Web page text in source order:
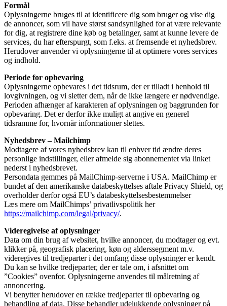
Formål
Oplysningerne bruges til at identificere dig som bruger og vise dig
de annoncer, som vil have størst sandsynlighed for at være relevante
for dig, at registrere dine køb og betalinger, samt at kunne levere de
services, du har efterspurgt, som f.eks. at fremsende et nyhedsbrev.
Herudover anvender vi oplysningerne til at optimere vores services
og indhold.
Periode for opbevaring
Oplysningerne opbevares i det tidsrum, der er tilladt i henhold til
lovgivningen, og vi sletter dem, når de ikke længere er nødvendige.
Perioden afhænger af karakteren af oplysningen og baggrunden for
opbevaring. Det er derfor ikke muligt at angive en generel
tidsramme for, hvornår informationer slettes.
Nyhedsbrev – Mailchimp
Modtagere af vores nyhedsbrev kan til enhver tid ændre deres
personlige indstillinger, eller afmelde sig abonnementet via linket
nederst i nyhedsbrevet.
Persondata gemmes på MailChimp-serverne i USA. MailChimp er
bundet af den amerikanske databeskyttelses aftale Privacy Shield, og
overholder derfor også EU’s databeskyttelsesbestemmelser
Læs mere om MailChimps’ privatlivspolitik her
https://mailchimp.com/legal/privacy/.
Videregivelse af oplysninger
Data om din brug af websitet, hvilke annoncer, du modtager og evt.
klikker på, geografisk placering, køn og alderssegment m.v.
videregives til tredjeparter i det omfang disse oplysninger er kendt.
Du kan se hvilke tredjeparter, der er tale om, i afsnittet om
”Cookies” ovenfor. Oplysningerne anvendes til målretning af
annoncering.
Vi benytter herudover en række tredjeparter til opbevaring og
behandling af data. Disse behandler udelukkende oplysninger på